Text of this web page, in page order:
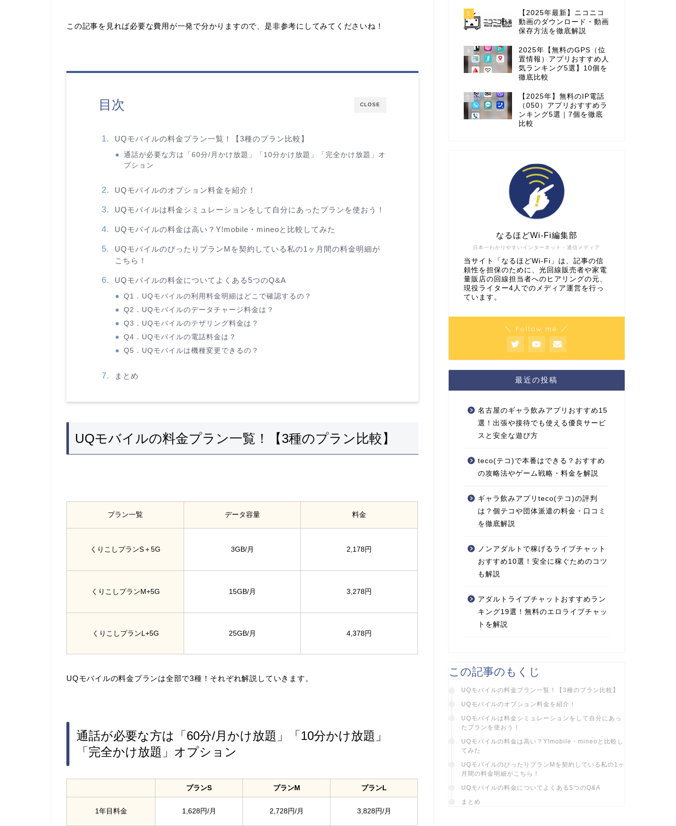
この記事を見れば必要な費用が一発で分かりますので、是非参考にしてみてくださいね！
CLOSE
目次
UQモバイルの料金プラン一覧！【3種のプラン比較】
通話が必要な方は「60分/月かけ放題」「10分かけ放題」「完全かけ放題」オ
プション
UQモバイルのオプション料金を紹介！
UQモバイルは料金シミュレーションをして自分にあったプランを使おう！
UQモバイルの料金は高い？Y!mobile・mineoと比較してみた
UQモバイルのぴったりプランMを契約している私の1ヶ月間の料金明細が
こちら！
UQモバイルの料金についてよくある5つのQ&A
Q1．UQモバイルの利用料金明細はどこで確認するの？
Q2．UQモバイルのデータチャージ料金は？
Q3．UQモバイルのテザリング料金は？
Q4．UQモバイルの電話料金は？
Q5．UQモバイルは機種変更できるの？
まとめ
UQモバイルの料金プラン一覧！【3種のプラン比較】
プラン一覧 データ容量 料金
くりこしプランS＋5G 3GB/月 2,178円
くりこしプランM+5G 15GB/月 3,278円
くりこしプランL+5G 25GB/月 4,378円
UQモバイルの料金プランは全部で3種！それぞれ解説していきます。
通話が必要な方は「60分/月かけ放題」「10分かけ放題」
「完全かけ放題」オプション
プランS プランM プランL
1年目料金 1,628円/月 2,728円/月 3,828円/月
3
【2025年最新】ニコニコ
動画のダウンロード・動画
保存方法を徹底解説
4
2025年【無料のGPS（位
置情報）アプリおすすめ人
気ランキング5選】10個を
徹底比較
5
【2025年】無料のIP電話
（050）アプリおすすめラ
ンキング5選｜7個を徹底
比較
日本一わかりやすいインターネット・通信メディア
なるほどWi-Fi編集部
当サイト「なるほどWi-Fi」は、記事の信
頼性を担保のために、光回線販売者や家電
量販店の回線担当者へのヒアリングの元、
現役ライター4人でのメディア運営を行っ
ています。
＼ Follow me ／
最近の投稿
名古屋のギャラ飲みアプリおすすめ15
選！出張や接待でも使える優良サービ
スと安全な遊び方
teco(テコ)で本番はできる？おすすめ
の攻略法やゲーム戦略・料金を解説
ギャラ飲みアプリteco(テコ)の評判
は？個テコや団体派遣の料金・口コミ
を徹底解説
ノンアダルトで稼げるライブチャット
おすすめ10選！安全に稼ぐためのコツ
も解説
アダルトライブチャットおすすめラン
キング19選！無料のエロライブチャッ
トを解説
この記事のもくじ
UQモバイルの料金プラン一覧！【3種のプラン比較】
UQモバイルのオプション料金を紹介！
UQモバイルは料金シミュレーションをして自分にあっ
たプランを使おう！
UQモバイルの料金は高い？Y!mobile・mineoと比較し
てみた
UQモバイルのぴったりプランMを契約している私の1ヶ
月間の料金明細がこちら！
UQモバイルの料金についてよくある5つのQ&A
まとめ